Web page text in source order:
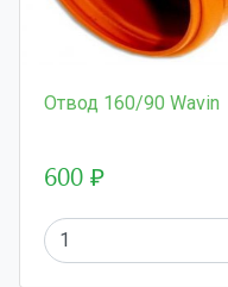
Отвод 160/90 Wavin
600 ₽